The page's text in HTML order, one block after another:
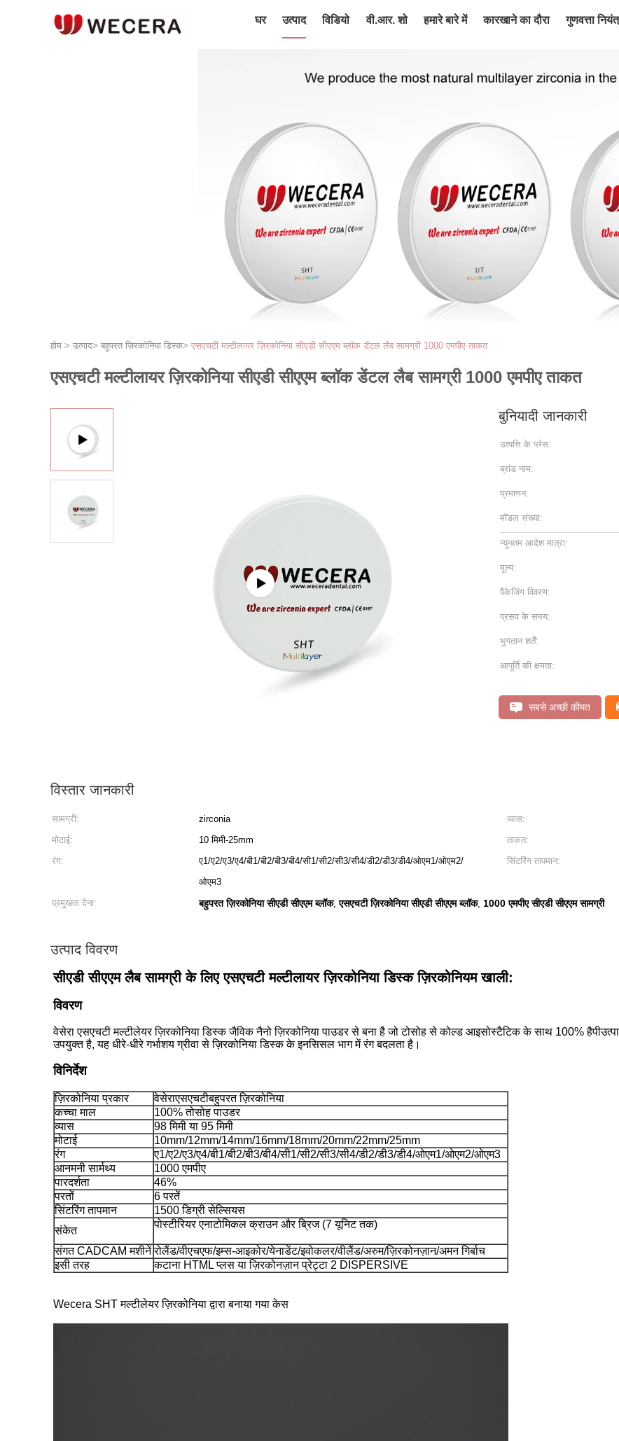
घर उत्पाद विडियो वी.आर. शो हमारे बारे में कारखाने का दौरा गुणवत्ता
होम > उत्पाद> बहुपरत ज़िरकोनिया डिस्क> एसएचटी मल्टीलायर ज़िरकोनिया सीएडी सीएएम ब्लॉक डेंटल लैब सामग्री 1000 एमपीए ताकत
एसएचटी मल्टीलायर ज़िरकोनिया सीएडी सीएएम ब्लॉक डेंटल लैब सामग्री 1000 एमपीए ताकत
बुनियादी जानकारी
उत्पत्ति के प्लेस:
ब्रांड नाम:
प्रमाणन:
मॉडल संख्या:
न्यूनतम आदेश मात्रा:
मूल्य:
पैकेजिंग विवरण:
प्रसव के समय:
भुगतान शर्तें:
आपूर्ति की क्षमता:
सबसे अच्छी कीमत
विस्तार जानकारी
सामग्री: zirconia व्यास:
मोटाई:
10 मिमी-25mm ताकत:
रंग:
ए1/ए2/ए3/ए4/बी1/बी2/बी3/बी4/सी1/सी2/सी3/सी4/डी2/डी3/डी4/ओएम1/ओएम2/
ओएम3
सिंटरिंग तापमान:
प्रमुखता देना: बहुपरत ज़िरकोनिया सीएडी सीएएम ब्लॉक,एसएचटी ज़िरकोनिया सीएडी सीएएम ब्लॉक, 1000 एमपीए सीएडी सीएएम सामग्री
उत्पाद विवरण
सीएडी सीएएम लैब सामग्री के लिए एसएचटी मल्टीलायर ज़िरकोनिया डिस्क ज़िरकोनियम खाली:
विवरण
वेसेरा एसएचटी मल्टीलेयर ज़िरकोनिया डिस्क जैविक नैनो ज़िरकोनिया पाउडर से बना है जो टोसोह से कोल्ड आइसोस्टैटिक के साथ 100% हैपी
उपयुक्त है, यह धीरे-धीरे गर्भाशय ग्रीवा से ज़िरकोनिया डिस्क के इनसिसल भाग में रंग बदलता है।
विनिर्देश
ज़िरकोनिया प्रकार वेसेराएसएचटीबहुपरत ज़िरकोनिया
कच्चा माल
100% तोसोह पाउडर
व्यास
98 मिमी या 95 मिमी
मोटाई
10mm/12mm/14mm/16mm/18mm/20mm/22mm/25mm
रंग
ए1/ए2/ए3/ए4/बी1/बी2/बी3/बी4/सी1/सी2/सी3/सी4/डी2/डी3/डी4/ओएम1/ओएम2/ओएम3
आनमनी सार्मथ्य
1000 एमपीए
पारदर्शता
46%
परतों
6 परतें
सिंटरिंग तापमान
1500 डिग्री सेल्सियस
संकेत
पोस्टीरियर एनाटोमिकल क्राउन और ब्रिज (7 यूनिट तक)
संगत CADCAM मशीनें रोलैंड/वीएचएफ/इम्स-आइकोर/येनाडेंट/इवोकलर/वीलैंड/अरुम/ज़िरकोनज़ान/अमन गिर्बाच
इसी तरह
कटाना HTML प्लस या ज़िरकोनज़ान प्रेट्टा 2 DISPERSIVE
Wecera SHT मल्टीलेयर ज़िरकोनिया द्वारा बनाया गया केस